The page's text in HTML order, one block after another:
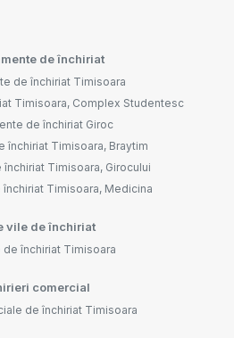
de închiriat
de închiriat Timisoara
Timisoara, Complex Studentesc
de închiriat Giroc
închiriat Timisoara, Braytim
Timisoara, Girocului
Timisoara, Medicina
vile de închiriat
de închiriat Timisoara
comercial
de închiriat Timisoara